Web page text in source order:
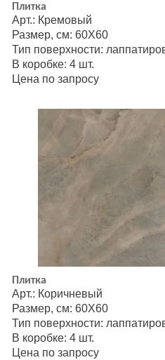
Плитка
Арт.: Кремовый
Размер, см: 60Х60
Тип поверхности:
В коробке: 4 шт.
Цена по запросу
Плитка
Арт.: Коричневый
Размер, см: 60Х60
Тип поверхности:
В коробке: 4 шт.
Цена по запросу